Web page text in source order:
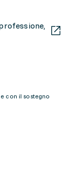
con il sostegno